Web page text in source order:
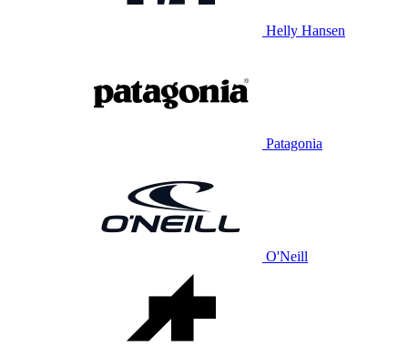
Helly Hansen
Patagonia
O'Neill